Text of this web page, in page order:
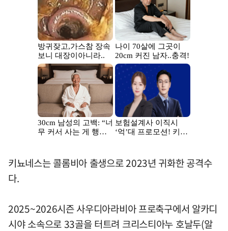
키뇨네스는 콜롬비아 출생으로 2023년 귀화한 공격수
다.
2025~2026시즌 사우디아라비아 프로축구에서 알카디
시야 소속으로 33골을 터트려 크리스티아누 호날두(알